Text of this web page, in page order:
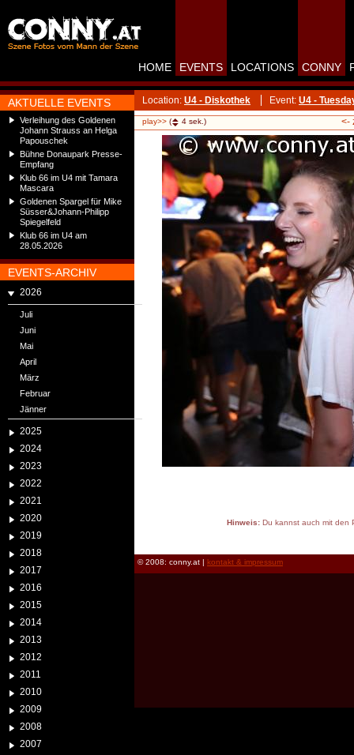
AKTUELLE EVENTS
Verleihung des Goldenen
Johann Strauss an Helga
Papouschek
Bühne Donaupark Presse-
Empfang
Klub 66 im U4 mit Tamara
Mascara
Goldenen Spargel für Mike
Süsser&Johann-Philipp
Spiegelfeld
Klub 66 im U4 am
28.05.2026
EVENTS-ARCHIV
2026
Juli
Juni
Mai
April
März
Februar
Jänner
2025
2024
2023
2022
2021
2020
2019
2018
2017
2016
2015
2014
2013
2012
2011
2010
2009
2008
2007
HOME EVENTS LOCATIONS CONNY
Location: U4 - Diskothek Event: U4 -
play>> ( 4 sek.) <-
Hinweis:Du kannst auch mit den
© 2008: conny.at | kontakt & impressum